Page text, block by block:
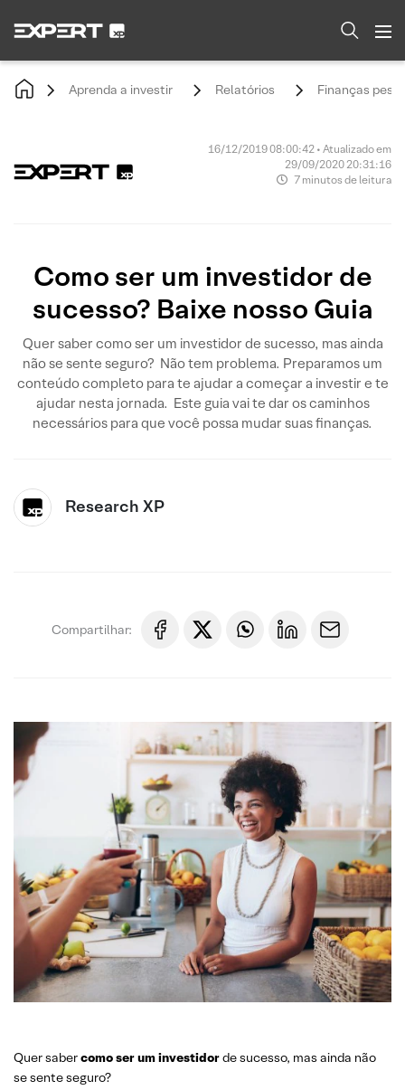
Aprenda a investir Relatórios Finanças
16/12/2019 08:00:42 • Atualizado em
29/09/2020 20:31:16
7 minutos de leitura
Como ser um investidor de
sucesso? Baixe nosso Guia
Quer saber como ser um investidor de sucesso, mas ainda
não se sente seguro? Não tem problema. Preparamos um
conteúdo completo para te ajudar a começar a investir e te
ajudar nesta jornada. Este guia vai te dar os caminhos
necessários para que você possa mudar suas finanças.
Research XP
Compartilhar:
Quer sabercomo ser um investidorde sucesso, mas ainda não
se sente seguro?